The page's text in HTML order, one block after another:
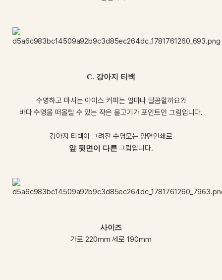
C. 강아지 티백
수영하고 마시는 아이스 커피는 얼마나 달콤할까요?!
바다 수영을 떠올릴 수 있는 작은 물고기가 포인트인 그림입니다.
강아지 티백이 그려진 수영모는 양면인쇄로
앞 뒷면이 다른그림입니다.
사이즈
가로 220mm 세로 190mm